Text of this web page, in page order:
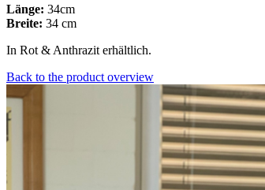
Länge: 34cm
Breite: 34 cm
In Rot & Anthrazit erhältlich.
Back to the product overview